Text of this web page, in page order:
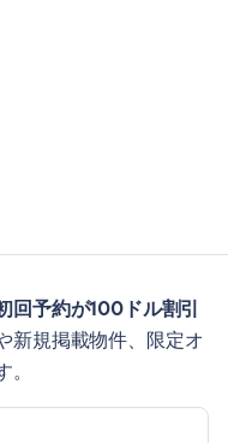
回予約が100ドル割引
新規掲載物件、限定オ